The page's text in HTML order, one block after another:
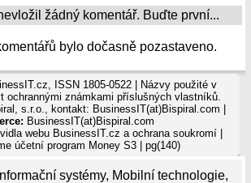
Informační systémy, Mobilní technologie,
žádný komentář. Buďte první...
bylo dočasně pozastaveno.
ISSN 1805-0522 | Názvy použité v
ochrannými známkami příslušných vlastníků.
s.r.o., kontakt: BusinessIT(at)Bispiral.com |
BusinessIT(at)Bispiral.com
webu BusinessIT.cz a ochrana soukromí|
účetní program Money S3| pg(140)